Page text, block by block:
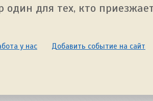
один для тех, кто
у нас Добавить событие на сайт